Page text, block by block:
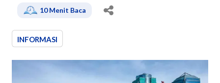
10Menit Baca
INFORMASI